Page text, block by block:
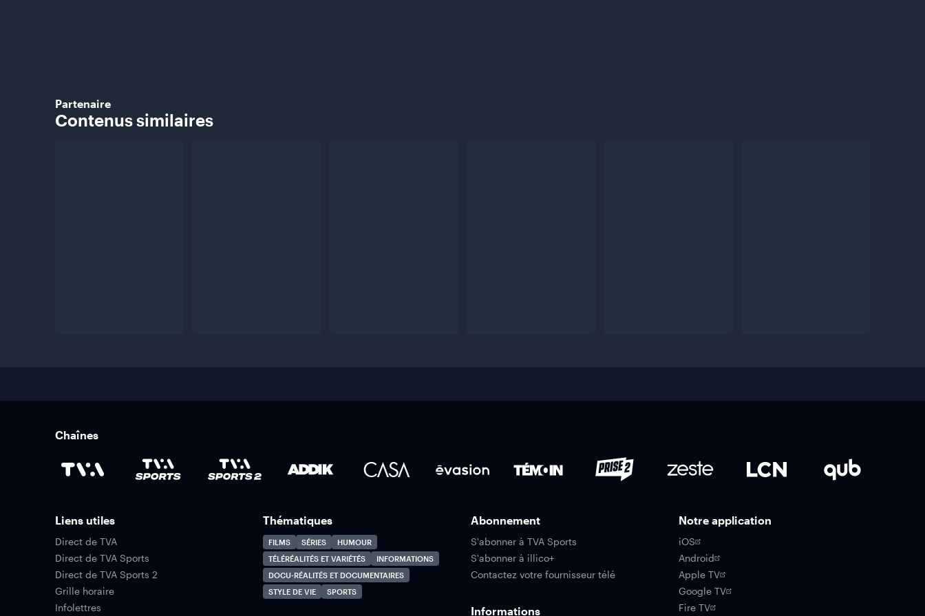
Partenaire
Contenussimilaires
Chaînes
Liens utiles
Direct de TVA
Direct de TVA Sports
Direct de TVA Sports 2
Grille horaire
Infolettres
Thématiques
FILMS SÉRIES
HUMOUR
TÉLÉRÉALITÉS ET VARIÉTÉS
INFORMATIONS
DOCU-RÉALITÉS ET DOCUMENTAIRES
STYLE DE VIE
SPORTS
Abonnement
S'abonner à TVA Sports
S'abonner à illico+
Contactez votre fournisseur télé
Informations
Notre application
iOS
Android
Apple TV
Google TV
Fire TV